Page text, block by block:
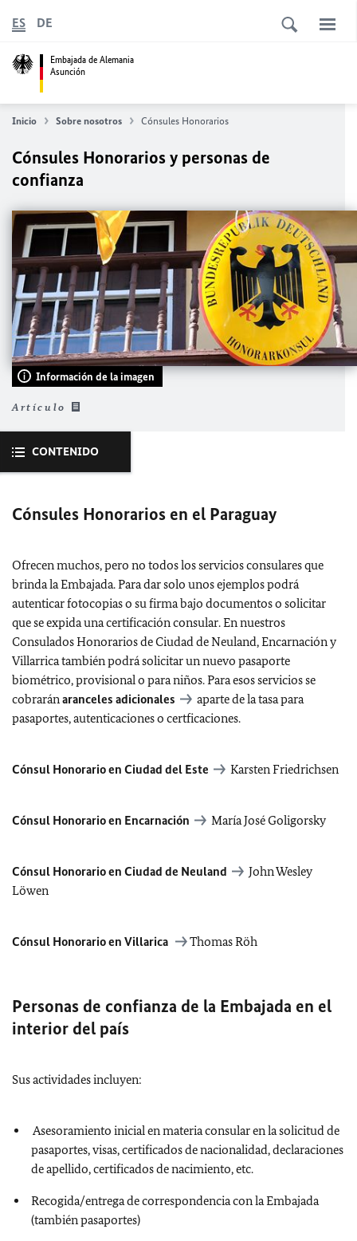
Embajada de Alemania
Asunción
ES DE
Inicio Sobre nosotros Cónsules Honorarios
Cónsules Honorarios y personas de
confianza
Información de la imagen
Artículo
CONTENIDO
Cónsules Honorarios en el Paraguay
Ofrecen muchos, pero no todos los servicios consulares que
brinda la Embajada. Para dar solo unos ejemplos podrá
autenticar fotocopias o su firma bajo documentos o solicitar
que se expida una certificación consular. En nuestros
Consulados Honorarios de Ciudad de Neuland, Encarnación y
Villarrica también podrá solicitar un nuevo pasaporte
biométrico, provisional o para niños. Para esos servicios se
cobrarán aranceles adicionales
aparte de la tasa para
pasaportes, autenticaciones o certficaciones.
Cónsul Honorario en Ciudad del Este Karsten Friedrichsen
Cónsul Honorario en Encarnación María José Goligorsky
Cónsul Honorario en Ciudad de Neuland
John Wesley
Löwen
Cónsul Honorario en Villarica Thomas Röh
Personas de confianza de la Embajada en el
interior del país
Sus actividades incluyen:
Asesoramiento inicial en materia consular en la solicitud de
pasaportes, visas, certificados de nacionalidad, declaraciones
de apellido, certificados de nacimiento, etc.
Recogida/entrega de correspondencia con la Embajada
(también pasaportes)